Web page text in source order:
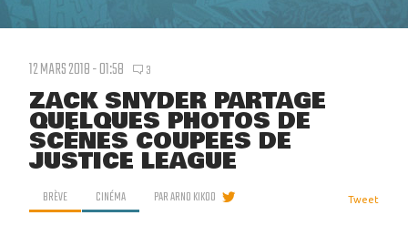
12 MARS 2018 - 01:58 3
ZACK SNYDER PARTAGE
QUELQUES PHOTOS DE
SCÈNES COUPÉES DE
JUSTICE LEAGUE
BRÈVE CINÉMA PARARNO KIKOO Tweet